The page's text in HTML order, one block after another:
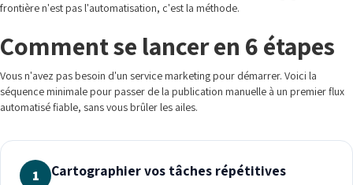
frontière n'est pas l'automatisation, c'est la méthode.
Comment se lancer en 6 étapes
Vous n'avez pas besoin d'un service marketing pour démarrer. Voici la
séquence minimale pour passer de la publication manuelle à un premier flux
automatisé fiable, sans vous brûler les ailes.
1 Cartographier vos tâches répétitives